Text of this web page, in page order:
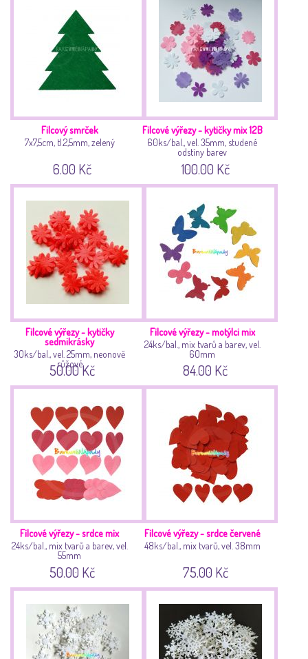
Filcový smrček
7x7,5cm, tl.2,5mm, zelený
6.00 Kč
Filcové výřezy - kytičky mix 12B
60ks/bal., vel. 35mm, studené
odstíny barev
100.00 Kč
Filcové výřezy - kytičky
sedmikrásky
30ks/bal., vel. 25mm, neonově
růžové
50.00 Kč
Filcové výřezy - motýlci mix
24ks/bal., mix tvarů a barev, vel.
60mm
84.00 Kč
Filcové výřezy - srdce mix
24ks/bal., mix tvarů a barev, vel.
55mm
50.00 Kč
Filcové výřezy - srdce červené
48ks/bal., mix tvarů, vel. 38mm
75.00 Kč